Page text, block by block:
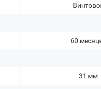
60
31 мм